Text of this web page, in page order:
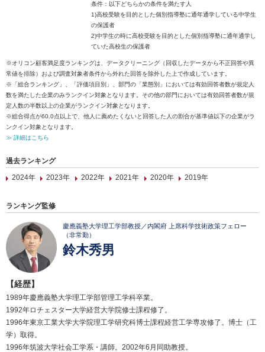
条件：以下どちらかの条件を満たす人
1)高校受験を目的とした個別指導塾に通年通学している中学生
の保護者
2)中学生の時に高校受験を目的とした個別指導塾に通年通学し
ていた高校生の保護者
※オリコン顧客満足度ランキングは、データクリーニング（回収したデータから不正回答や異
常値を排除）および調査対象者条件から外れた回答を除外した上で作成しています。
※「総合ランキング」、「評価項目別」、部門の「業態別」においては有効回答者数が規定人
数を満たした企業のみランクイン対象となります。その他の部門においては有効回答者数が規
定人数の半数以上の企業がランクイン対象となります。
※総合得点が60.0点以上で、他人に薦めたくないと回答した人の割合が基準値以下の企業がラ
ンクイン対象となります。
≫ 詳細はこちら
過去ランキング
2024年
2023年 2022年 2021年 2020年 2019年
ランキング監修
慶應義塾大学理工学部教授／内閣府 上席科学技術政策フェロー
（非常勤）
鈴木秀男
【経歴】
1989年慶應義塾大学理工学部管理工学科卒業。
1992年ロチェスター大学経営大学院修士課程修了。
1996年東京工業大学大学院理工学研究科博士課程経営工学専攻修了。博士（工
学）取得。
1996年筑波大学社会工学系・講師。2002年6月同助教授。